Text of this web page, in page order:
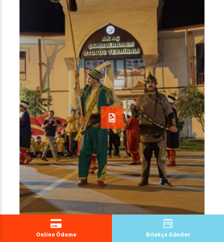
Online Ödeme Dilekçe Gönder